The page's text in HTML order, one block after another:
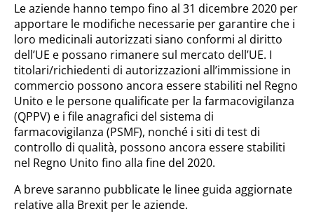
Le aziende hanno tempo fino al 31 dicembre 2020 per
apportare le modifiche necessarie per garantire che i
loro medicinali autorizzati siano conformi al diritto
dell’UE e possano rimanere sul mercato dell’UE. I
titolari/richiedenti di autorizzazioni all’immissione in
commercio possono ancora essere stabiliti nel Regno
Unito e le persone qualificate per la farmacovigilanza
(QPPV) e i file anagrafici del sistema di
farmacovigilanza (PSMF), nonché i siti di test di
controllo di qualità, possono ancora essere stabiliti
nel Regno Unito fino alla fine del 2020.
A breve saranno pubblicate le linee guida aggiornate
relative alla Brexit per le aziende.